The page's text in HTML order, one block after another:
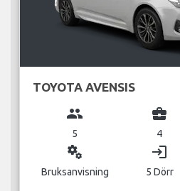
TOYOTA AVENSIS
group
5
business_center
4
miscellaneous_services
Bruksanvisning
login
5 Dörr